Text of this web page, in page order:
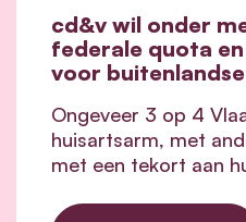
cd&v wil onder
federale quota
voor
Ongeveer 3 op 4
huisartsarm, met
met een tekort aan